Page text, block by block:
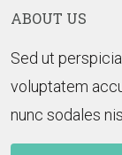
ABOUT US
Sed ut
voluptatem
nunc sodales